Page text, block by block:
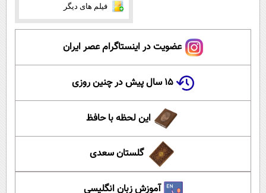
فیلم های دیگر
عضویت در اینستاگرام عصر ایران
۱۵ سال پیش در چنین روزی
این لحظه با حافظ
گلستان سعدی
آموزش زبان انگلیسی